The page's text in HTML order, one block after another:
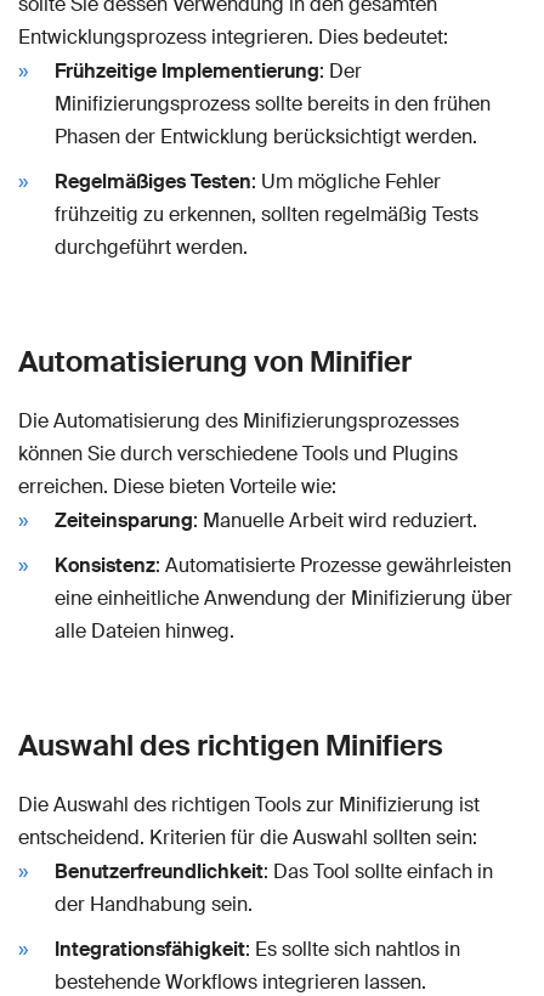
Entwicklungsprozess integrieren. Dies bedeutet:
Frühzeitige Implementierung: Der
Minifizierungsprozess sollte bereits in den frühen
Phasen der Entwicklung berücksichtigt werden.
Regelmäßiges Testen: Um mögliche Fehler
frühzeitig zu erkennen, sollten regelmäßig Tests
durchgeführt werden.
Automatisierung von Minifier
Die Automatisierung des Minifizierungsprozesses
können Sie durch verschiedene Tools und Plugins
erreichen. Diese bieten Vorteile wie:
Zeiteinsparung: Manuelle Arbeit wird reduziert.
Konsistenz: Automatisierte Prozesse gewährleisten
eine einheitliche Anwendung der Minifizierung über
alle Dateien hinweg.
Auswahl des richtigen Minifiers
Die Auswahl des richtigen Tools zur Minifizierung ist
entscheidend. Kriterien für die Auswahl sollten sein:
Benutzerfreundlichkeit: Das Tool sollte einfach in
der Handhabung sein.
Integrationsfähigkeit: Es sollte sich nahtlos in
bestehende Workflows integrieren lassen.